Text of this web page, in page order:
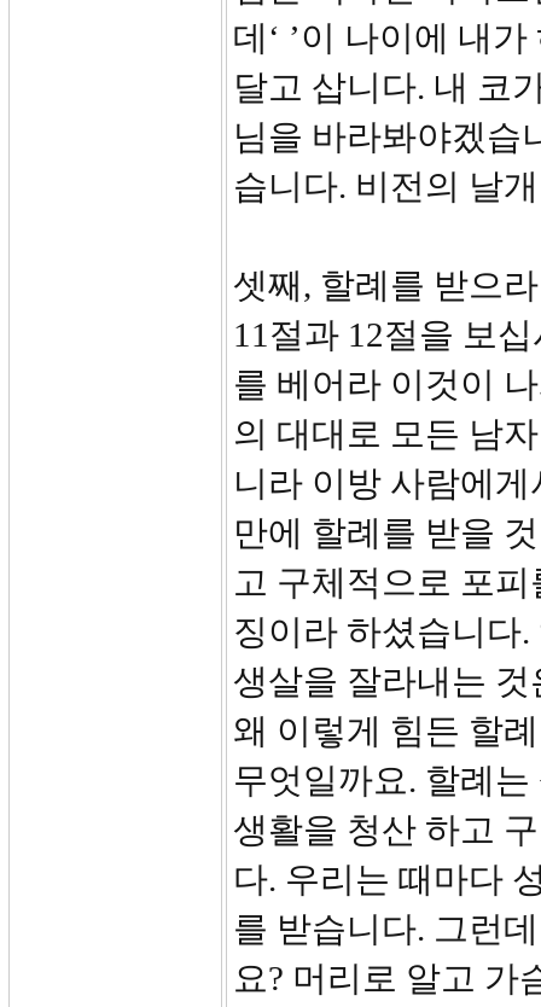
데‘ ’이 나이에 내
달고 삽니다. 내 코
님을 바라봐야겠습
습니다. 비전의 날
셋째, 할례를 받으라
11절과 12절을 보
를 베어라 이것이
의 대대로 모든 남
니라 이방 사람에
만에 할례를 받을
고 구체적으로 포
징이라 하셨습니다
생살을 잘라내는
왜 이렇게 힘든 할
무엇일까요. 할례
생활을 청산 하고
다. 우리는 때마다
를 받습니다. 그런
요? 머리로 알고 가